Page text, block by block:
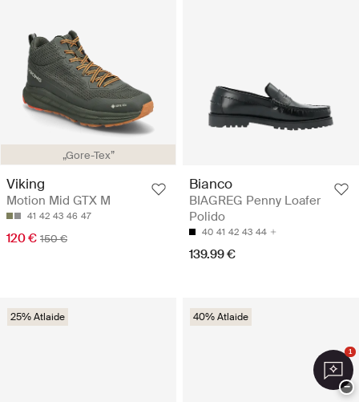
„Gore-Tex”
Viking
Motion Mid GTX M
41 42 43 46 47
120 € 150 €
Bianco
BIAGREG Penny Loafer
Polido
40 41 42 43 44
139.99 €
25% Atlaide 40% Atlaide
1
−